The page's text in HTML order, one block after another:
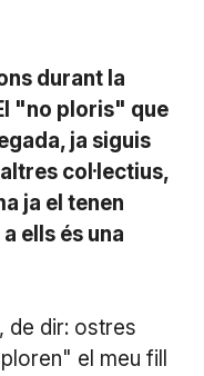
durant la
"no ploris" que
ja siguis
col·lectius,
ja el tenen
ells és una
de dir: ostres
el meu fill